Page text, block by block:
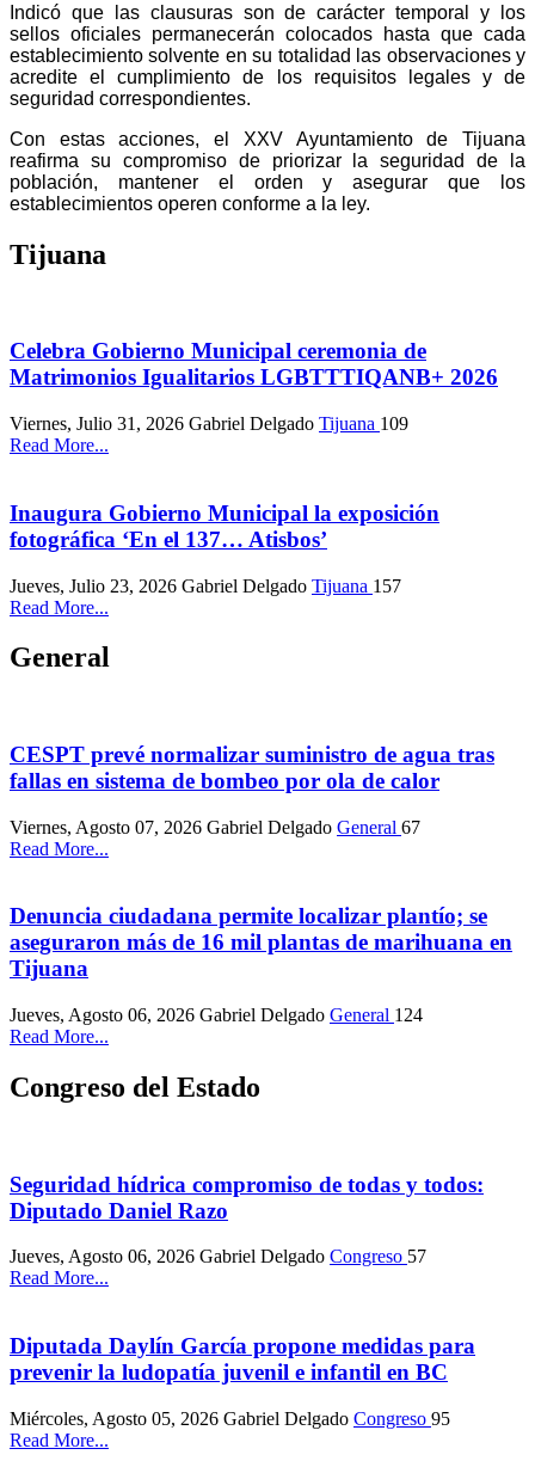
Indicó que las clausuras son de carácter temporal y los
sellos oficiales permanecerán colocados hasta que cada
establecimiento solvente en su totalidad las observaciones y
acredite el cumplimiento de los requisitos legales y de
seguridad correspondientes.
Con estas acciones, el XXV Ayuntamiento de Tijuana
reafirma su compromiso de priorizar la seguridad de la
población, mantener el orden y asegurar que los
establecimientos operen conforme a la ley.
Tijuana
Celebra Gobierno Municipal ceremonia de
Matrimonios Igualitarios LGBTTTIQANB+ 2026
Viernes, Julio 31, 2026 Gabriel Delgado Tijuana 109
Read More...
Inaugura Gobierno Municipal la exposición
fotográfica ‘En el 137… Atisbos’
Jueves, Julio 23, 2026 Gabriel Delgado Tijuana 157
Read More...
General
CESPT prevé normalizar suministro de agua tras
fallas en sistema de bombeo por ola de calor
Viernes, Agosto 07, 2026 Gabriel Delgado General 67
Read More...
Denuncia ciudadana permite localizar plantío; se
aseguraron más de 16 mil plantas de marihuana en
Tijuana
Jueves, Agosto 06, 2026 Gabriel Delgado General 124
Read More...
Congreso del Estado
Seguridad hídrica compromiso de todas y todos:
Diputado Daniel Razo
Jueves, Agosto 06, 2026 Gabriel Delgado Congreso 57
Read More...
Diputada Daylín García propone medidas para
prevenir la ludopatía juvenil e infantil en BC
Miércoles, Agosto 05, 2026 Gabriel Delgado Congreso 95
Read More...